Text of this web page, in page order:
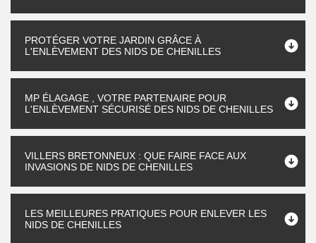
PROTÉGER VOTRE JARDIN GRÂCE À
L'ENLÈVEMENT DES NIDS DE CHENILLES
MP ÉLAGAGE , VOTRE PARTENAIRE POUR
L'ENLÈVEMENT SÉCURISÉ DES NIDS DE CHENILLES
VILLERS BRETONNEUX : QUE FAIRE FACE AUX
INVASIONS DE NIDS DE CHENILLES
LES MEILLEURES PRATIQUES POUR ENLEVER LES
NIDS DE CHENILLES